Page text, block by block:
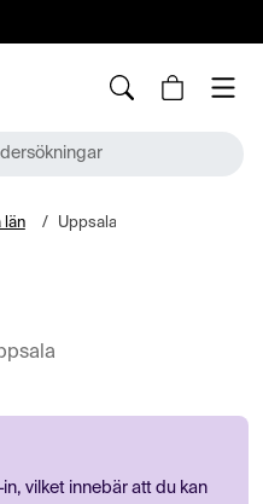
län Uppsala
vilket innebär att du kan